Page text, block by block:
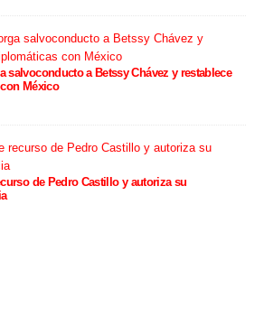
salvoconducto a Betssy Chávez y restablece
México
de Pedro Castillo y autoriza su